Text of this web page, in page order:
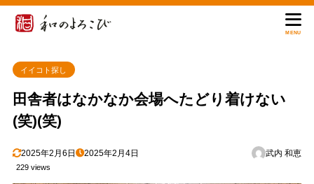
MENU
イイコト探し
田舎者はなかなか会場へたどり着けない
(笑)(笑)
2025年2月6日 2025年2月4日 武内 和恵
229 views